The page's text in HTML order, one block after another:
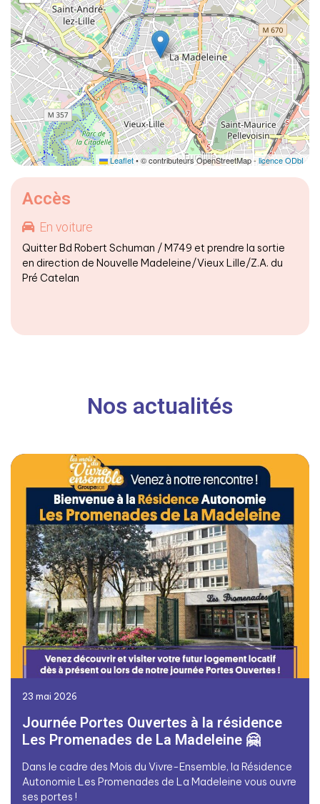
Leaflet• © contributeurs OpenStreetMap -licence ODbL
Accès
En voiture
Quitter Bd Robert Schuman / M749 et prendre la sortie
en direction de Nouvelle Madeleine/Vieux Lille/Z.A. du
Pré Catelan
Nos actualités
23 mai 2026
Journée Portes Ouvertes à la résidence
Les Promenades de La Madeleine 🤗
Dans le cadre des Mois du Vivre-Ensemble, la Résidence
Autonomie Les Promenades de La Madeleine vous ouvre
ses portes !